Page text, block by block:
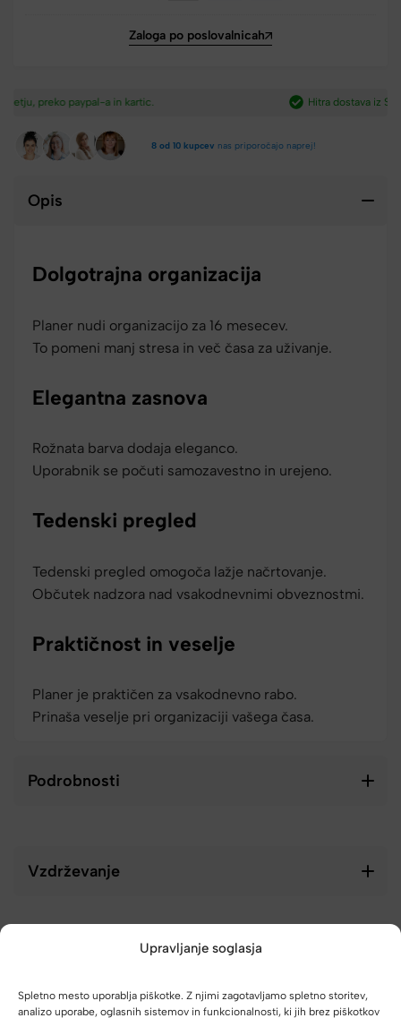
Upravljanje soglasja
Spletno mesto uporablja piškotke. Z njimi zagotavljamo spletno storitev,
analizo uporabe, oglasnih sistemov in funkcionalnosti, ki jih brez piškotkov
Zaloga po poslovalnicah
Hitra dostava iz Slovenije v 2-4 dneh.​
8 od 10 kupcev nas priporočajo naprej!
Opis
Dolgotrajna organizacija
Planer nudi organizacijo za 16 mesecev.
To pomeni manj stresa in več časa za uživanje.
Elegantna zasnova
Rožnata barva dodaja eleganco.
Uporabnik se počuti samozavestno in urejeno.
Tedenski pregled
Tedenski pregled omogoča lažje načrtovanje.
Občutek nadzora nad vsakodnevnimi obveznostmi.
Praktičnost in veselje
Planer je praktičen za vsakodnevno rabo.
Prinaša veselje pri organizaciji vašega časa.
Podrobnosti
Vzdrževanje